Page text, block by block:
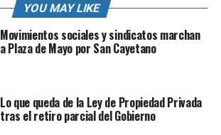
YOU MAY LIKE
Movimientos sociales y sindicatos marchan
a Plaza de Mayo por San Cayetano
Lo que queda de la Ley de Propiedad Privada
tras el retiro parcial del Gobierno